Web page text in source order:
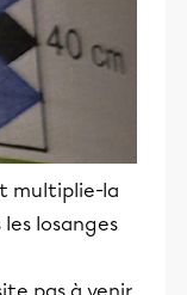
multiplie-la
losanges